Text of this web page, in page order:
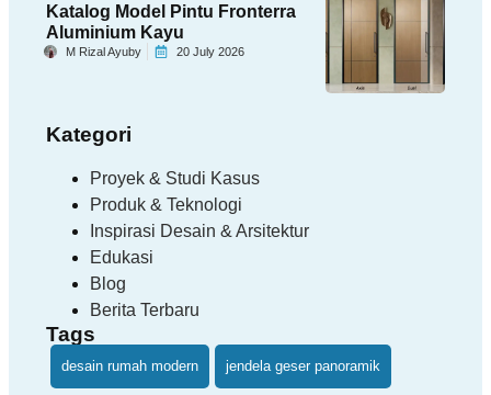
Katalog Model Pintu Fronterra
Aluminium Kayu
M Rizal Ayuby 20 July 2026
Kategori
Proyek & Studi Kasus
Produk & Teknologi
Inspirasi Desain & Arsitektur
Edukasi
Blog
Berita Terbaru
Tags
desain rumah modern jendela geser panoramik